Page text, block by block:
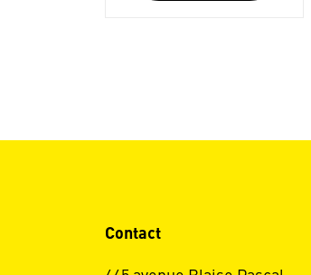
Contact